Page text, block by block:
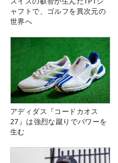
ャフトで、ゴルフを異次元の
世界へ
アディダス『コードカオス
27』は強烈な蹴りでパワーを
生む